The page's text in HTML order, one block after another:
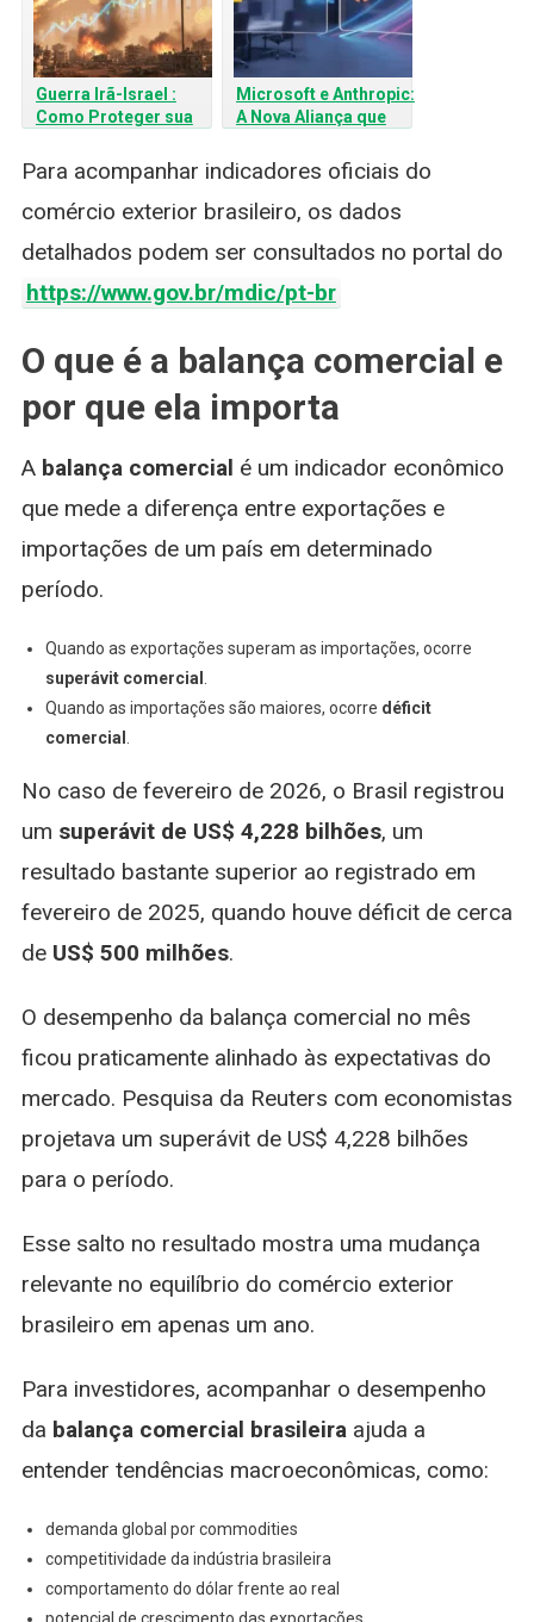
Guerra Irã-Israel :
Como Proteger sua
Brasil
Microsoft e Anthropic:
A Nova Aliança que
Futuro da IA
Para acompanhar indicadores oficiais do
comércio exterior brasileiro, os dados
detalhados podem ser consultados no portal do
https://www.gov.br/mdic/pt-br
O que é a balança comercial e
por que ela importa
A balança comercial é um indicador econômico
que mede a diferença entre exportações e
importações de um país em determinado
período.
Quando as exportações superam as importações, ocorre
superávit comercial
Quando as importações são maiores, ocorre déficit
comercial
No caso de fevereiro de 2026, o Brasil registrou
um superávit de US$ 4,228 bilhões, um
resultado bastante superior ao registrado em
fevereiro de 2025, quando houve déficit de cerca
de US$ 500 milhões.
O desempenho da balança comercial no mês
ficou praticamente alinhado às expectativas do
mercado. Pesquisa da Reuters com economistas
projetava um superávit de US$ 4,228 bilhões
para o período.
Esse salto no resultado mostra uma mudança
relevante no equilíbrio do comércio exterior
brasileiro em apenas um ano.
Para investidores, acompanhar o desempenho
da balança comercial brasileiraajuda a
entender tendências macroeconômicas, como:
demanda global por commodities
competitividade da indústria brasileira
comportamento do dólar frente ao real